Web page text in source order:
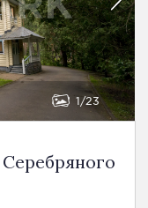
1 23